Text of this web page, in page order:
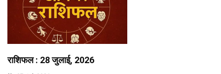
राशिफल : 28 जुलाई, 2026